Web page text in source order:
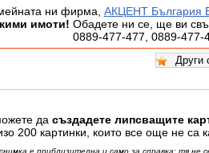
ни фирма, АКЦЕНТ България
имоти! Обадете ни се, ще ви
0889-477-477, 0889-477-
да създадете липсващите
200 картинки, които все още не са
е приблизителна и само за справка; тя не